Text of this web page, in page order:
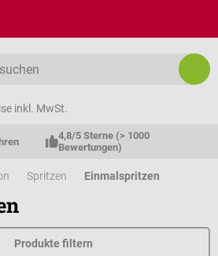
inkl. MwSt.
4,8/5 Sterne (> 1000
Bewertungen)
Spritzen Einmalspritzen
Produkte filtern